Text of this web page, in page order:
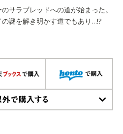
サラブレッドへの道が始まった。
謎を解き明かす道でもあり…!?